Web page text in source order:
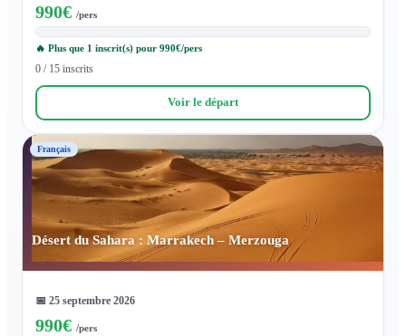
990€ /pers
🔥 Plus que 1 inscrit(s) pour 990€/pers
0 / 15 inscrits
Voir le départ
Français
Désert du Sahara : Marrakech – Merzouga
📅 25 septembre 2026
990€ /pers